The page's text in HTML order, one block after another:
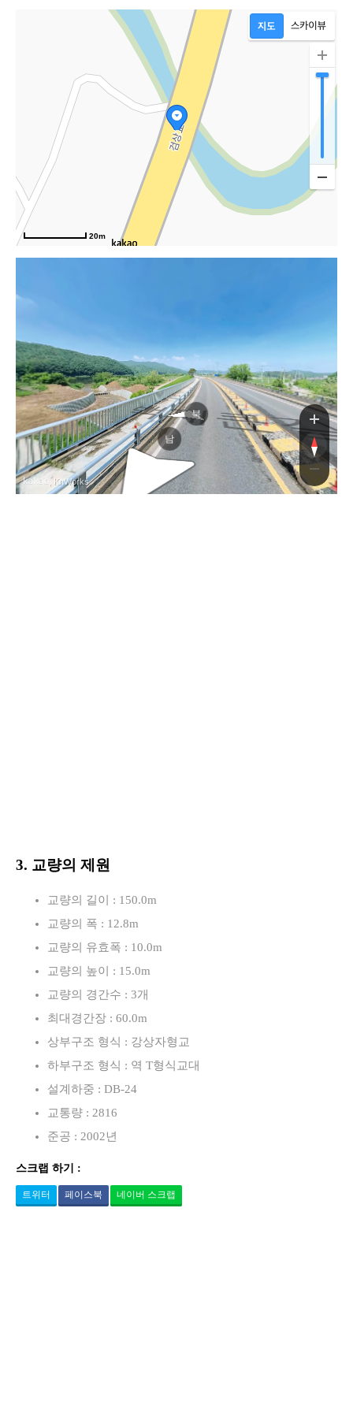
20m
백제큰
백제큰
북
남
, KnWorks
3. 교량의 제원
교량의 길이 : 150.0m
교량의 폭 : 12.8m
교량의 유효폭 : 10.0m
교량의 높이 : 15.0m
교량의 경간수 : 3개
최대경간장 : 60.0m
상부구조 형식 : 강상자형교
하부구조 형식 : 역 T형식교대
설계하중 : DB-24
교통량 : 2816
준공 : 2002년
스크랩 하기 :
트위터 페이스북 네이버 스크랩